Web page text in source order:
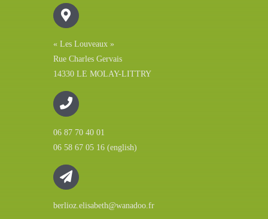
« Les Louveaux »
Rue Charles Gervais
14330 LE MOLAY-LITTRY
06 87 70 40 01
06 58 67 05 16 (english)
berlioz.elisabeth@wanadoo.fr